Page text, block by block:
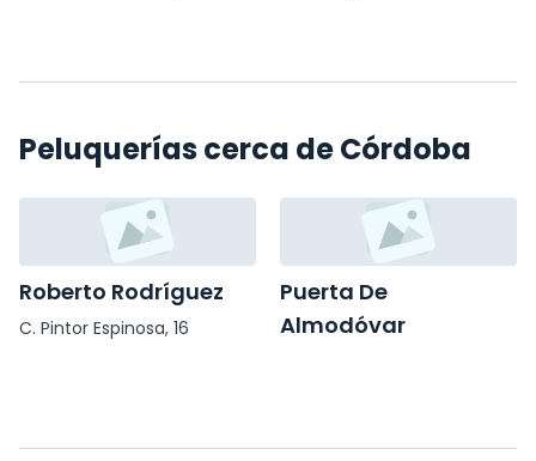
Peluquerías cerca de Córdoba
Roberto Rodríguez
C. Pintor Espinosa, 16
Puerta De
Almodóvar